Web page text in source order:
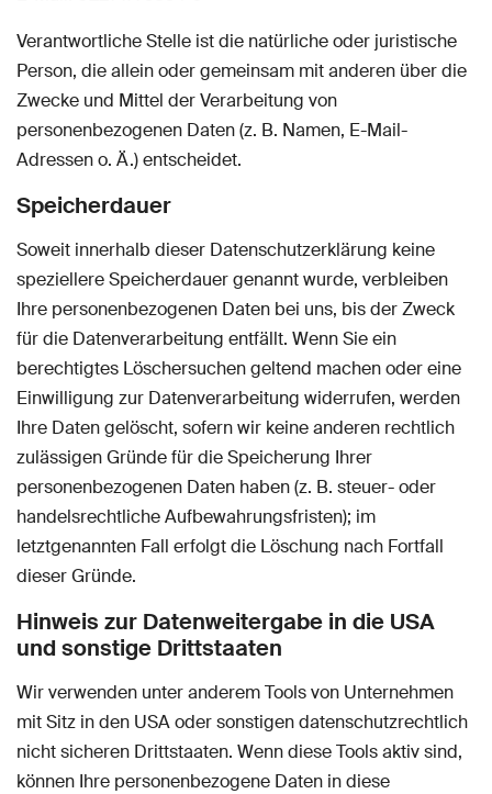
Verantwortliche Stelle ist die natürliche oder juristische
Person, die allein oder gemeinsam mit anderen über die
Zwecke und Mittel der Verarbeitung von
personenbezogenen Daten (z. B. Namen, E-Mail-
Adressen o. Ä.) entscheidet.
Speicherdauer
Soweit innerhalb dieser Datenschutzerklärung keine
speziellere Speicherdauer genannt wurde, verbleiben
Ihre personenbezogenen Daten bei uns, bis der Zweck
für die Datenverarbeitung entfällt. Wenn Sie ein
berechtigtes Löschersuchen geltend machen oder eine
Einwilligung zur Datenverarbeitung widerrufen, werden
Ihre Daten gelöscht, sofern wir keine anderen rechtlich
zulässigen Gründe für die Speicherung Ihrer
personenbezogenen Daten haben (z. B. steuer- oder
handelsrechtliche Aufbewahrungsfristen); im
letztgenannten Fall erfolgt die Löschung nach Fortfall
dieser Gründe.
Hinweis zur Datenweitergabe in die USA
und sonstige Drittstaaten
Wir verwenden unter anderem Tools von Unternehmen
mit Sitz in den USA oder sonstigen datenschutzrechtlich
nicht sicheren Drittstaaten. Wenn diese Tools aktiv sind,
können Ihre personenbezogene Daten in diese